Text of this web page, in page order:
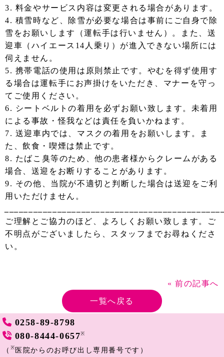
3. 料金やサービス内容は変更される場合があります。
4. 積雪時など、除雪が必要な場合は事前にご自身で除
雪をお願いします（運転手は行いません）。また、送
迎車（ハイエース14人乗り）が進入できない場所には
伺えません。
5. 携帯電話の使用は原則禁止です。やむを得ず使用す
る場合は運転手にお声掛けをいただき、マナーを守っ
てご使用ください。
6. シートベルトの着用を必ずお願い致します。未着用
による事故・怪我などは責任を負いかねます。
7. 送迎車内では、マスクの着用をお願いします。ま
た、飲食・喫煙は禁止です。
8. たばこ臭等のため、他の患者様からクレームがある
場合、送迎をお断りすることがあります。
9. その他、当院が不適切と判断した場合は送迎をご利
用いただけません。
ご理解とご協力のほど、よろしくお願い致します。ご
不明点がございましたら、スタッフまでお尋ねくださ
い。
« 前の記事へ
一覧へ戻る
次の記事へ »
0258-89-8798
080-8444-0657※
（ ※ 医院からのお呼び出し専用番号です）
© Yasukawa clinic All Rights Reserved.